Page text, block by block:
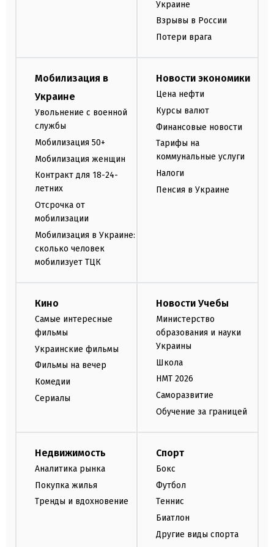
Украине
Взрывы в России
Потери врага
Мобилизация в
Украине
Увольнение с военной
службы
Мобилизация 50+
Мобилизация женщин
Контракт для 18-24-
летних
Отсрочка от
мобилизации
Мобилизация в Украине:
сколько человек
мобилизует ТЦК
Новости экономики
Цена нефти
Курсы валют
Финансовые новости
Тарифы на
коммунальные услуги
Налоги
Пенсия в Украине
Кино
Самые интересные
фильмы
Украинские фильмы
Фильмы на вечер
Комедии
Сериалы
Новости Учебы
Министерство
образования и науки
Украины
Школа
НМТ 2026
Саморазвитие
Обучение за границей
Недвижимость
Аналитика рынка
Покупка жилья
Тренды и вдохновение
Спорт
Бокс
Футбол
Теннис
Биатлон
Другие виды спорта